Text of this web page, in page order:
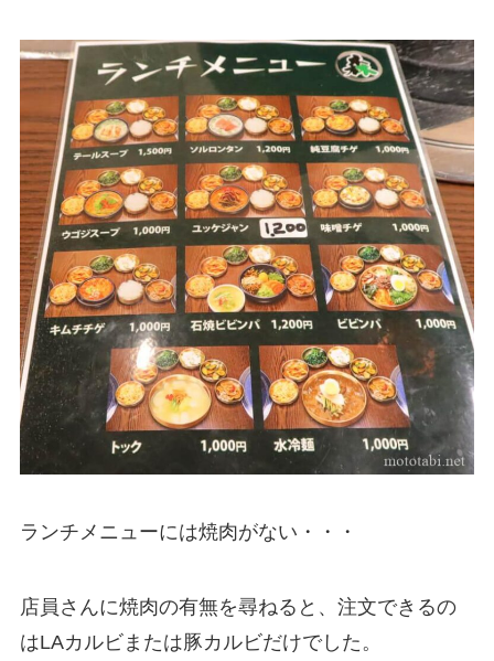
ランチメニューには焼肉がない・・・
店員さんに焼肉の有無を尋ねると、注文できるの
はLAカルビまたは豚カルビだけでした。